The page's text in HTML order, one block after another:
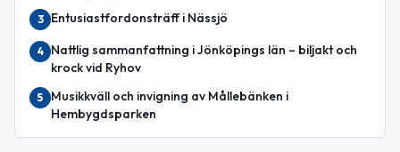
3 Entusiastfordonsträff i Nässjö
4
Nattlig sammanfattning i Jönköpings län – biljakt och
krock vid Ryhov
5
Musikkväll och invigning av Mållebänken i
Hembygdsparken